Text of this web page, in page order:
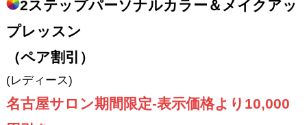
2ステップパーソナルカラー＆メイクアッ
プレッスン
（ペア割引）
(レディース)
名古屋サロン期間限定-表示価格より10,000